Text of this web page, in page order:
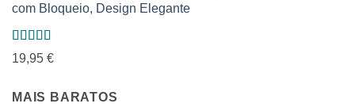
com Bloqueio, Design Elegante
Avaliação
5.00de 5
19,95 €
MAIS BARATOS